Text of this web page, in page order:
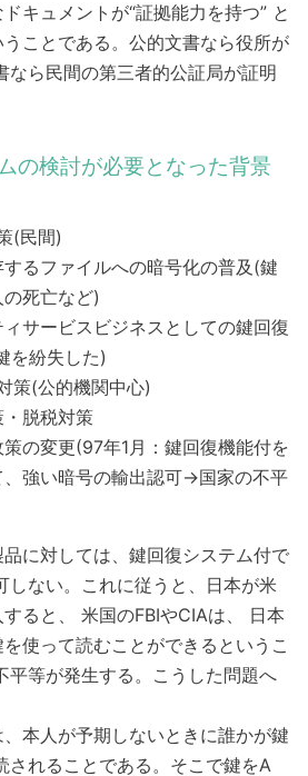
キュメントが“証拠能力を持つ” と
ことである。公的文書なら役所が
なら民間の第三者的公証局が証明
の検討が必要となった背景
(民間)
るファイルへの暗号化の普及(鍵
死亡など)
サービスビジネスとしての鍵回復
を紛失した)
策(公的機関中心)
脱税対策
の変更(97年1月：鍵回復機能付を
、強い暗号の輸出認可→国家の不平
に対しては、鍵回復システム付で
しない。これに従うと、日本が米
ると、 米国のFBIやCIAは、 日本
使って読むことができるというこ
平等が発生する。こうした問題へ
本人が予期しないときに誰かが鍵
されることである。そこで鍵をA